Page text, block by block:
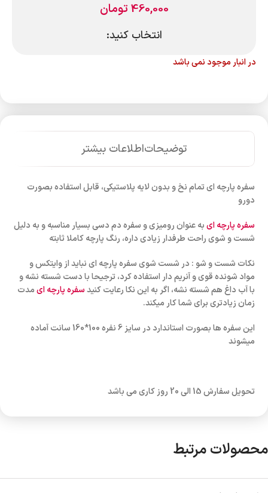
460,000تومان
انتخاب کنید:
در انبار موجود نمی باشد
توضیحاتاطلاعات بیشتر
سفره پارچه ای تمام نخ و بدون لایه پلاستیکی، قابل استفاده بصورت
دورو
سفره پارچه ایبه عنوان رومیزی و سفره دم دسی بسیار مناسبه و به دلیل
شست و شوی راحت طرفدار زیادی داره، رنگ پارچه کاملا ثابته
نکات شست و شو : در شست شوی سفره پارچه ای نباید از وایتکس و
مواد شونده قوی و آنریم دار استفاده کرد، ترجیحا با دست شسته نشه و
با آب داغ هم شسته نشه، اگر به این نکا رعایت کنیدسفره پارچه ایمدت
زمان زیادتری برای شما کار میکند.
این سفره ها بصورت استاندارد در سایز 6 نفره 100*160 سانت آماده
میشوند
تحویل سفارش 15 الی 20 روز کاری می باشد
محصولات مرتبط